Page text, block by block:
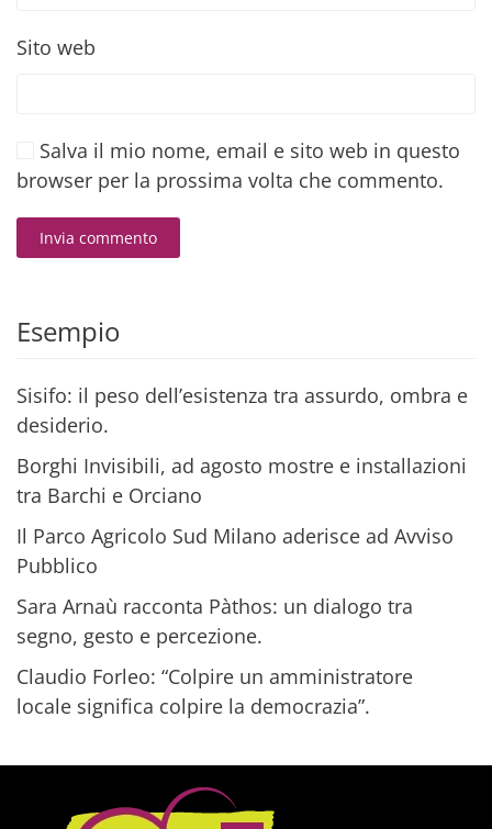
Sito web
Salva il mio nome, email e sito web in questo
browser per la prossima volta che commento.
Invia commento
Esempio
Sisifo: il peso dell’esistenza tra assurdo, ombra e
desiderio.
Borghi Invisibili, ad agosto mostre e installazioni
tra Barchi e Orciano
Il Parco Agricolo Sud Milano aderisce ad Avviso
Pubblico
Sara Arnaù racconta Pàthos: un dialogo tra
segno, gesto e percezione.
Claudio Forleo: “Colpire un amministratore
locale significa colpire la democrazia”.